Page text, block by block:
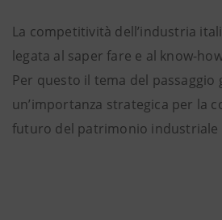
La competitività dell’industria
legata al saper fare e al know-
Per questo il tema del passaggio
un’importanza strategica per la
futuro del patrimonio industriale